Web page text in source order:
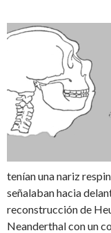
tenían una nariz
señalaban hacia
reconstrucción de
Neanderthal con un